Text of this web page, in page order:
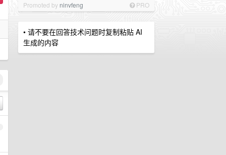
Promoted by ninvfeng PRO
• 请不要在回答技术问题时复制粘贴 AI
生成的内容